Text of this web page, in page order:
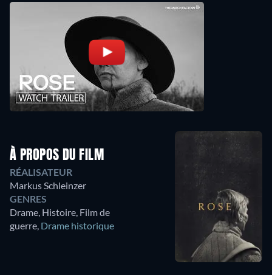
À PROPOS DU FILM
RÉALISATEUR
Markus Schleinzer
GENRES
Drame, Histoire, Film de
guerre, Drame historique